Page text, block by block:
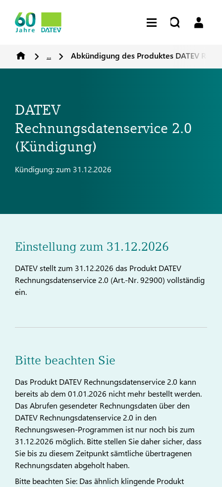
... Abkündigung des Produktes DATEV
DATEV
Rechnungsdatenservice 2.0
(Kündigung)
Kündigung: zum 31.12.2026
Einstellung zum 31.12.2026
DATEV stellt zum 31.12.2026 das Produkt DATEV
Rechnungsdatenservice 2.0 (Art.-Nr. 92900) vollständig
ein.
Bitte beachten Sie
Das Produkt DATEV Rechnungsdatenservice 2.0 kann
bereits ab dem 01.01.2026 nicht mehr bestellt werden.
Das Abrufen gesendeter Rechnungsdaten über den
DATEV Rechnungsdatenservice 2.0 in den
Rechnungswesen-Programmen ist nur noch bis zum
31.12.2026 möglich. Bitte stellen Sie daher sicher, dass
Sie bis zu diesem Zeitpunkt sämtliche übertragenen
Rechnungsdaten abgeholt haben.
Bitte beachten Sie: Das ähnlich klingende Produkt